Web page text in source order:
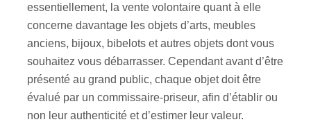
essentiellement, la vente volontaire quant à elle
concerne davantage les objets d’arts, meubles
anciens, bijoux, bibelots et autres objets dont vous
souhaitez vous débarrasser. Cependant avant d’être
présenté au grand public, chaque objet doit être
évalué par un commissaire-priseur, afin d’établir ou
non leur authenticité et d’estimer leur valeur.